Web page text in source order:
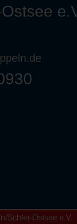
Schlei-Ostsee e.V.